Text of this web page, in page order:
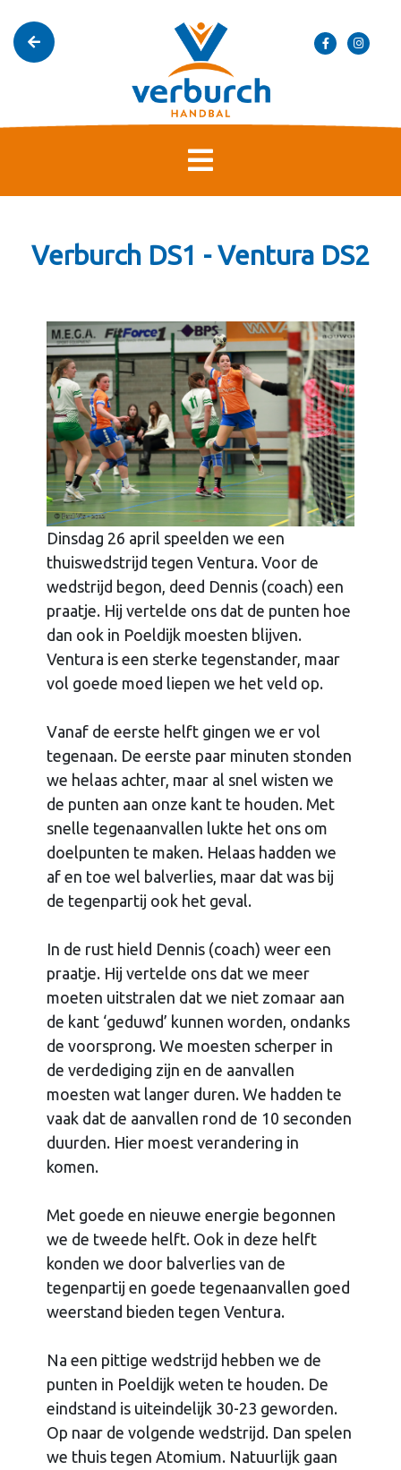
Verburch DS1 - Ventura DS2
Dinsdag 26 april speelden we een
thuiswedstrijd tegen Ventura. Voor de
wedstrijd begon, deed Dennis (coach) een
praatje. Hij vertelde ons dat de punten hoe
dan ook in Poeldijk moesten blijven.
Ventura is een sterke tegenstander, maar
vol goede moed liepen we het veld op.
Vanaf de eerste helft gingen we er vol
tegenaan. De eerste paar minuten stonden
we helaas achter, maar al snel wisten we
de punten aan onze kant te houden. Met
snelle tegenaanvallen lukte het ons om
doelpunten te maken. Helaas hadden we
af en toe wel balverlies, maar dat was bij
de tegenpartij ook het geval.
In de rust hield Dennis (coach) weer een
praatje. Hij vertelde ons dat we meer
moeten uitstralen dat we niet zomaar aan
de kant ‘geduwd’ kunnen worden, ondanks
de voorsprong. We moesten scherper in
de verdediging zijn en de aanvallen
moesten wat langer duren. We hadden te
vaak dat de aanvallen rond de 10 seconden
duurden. Hier moest verandering in
komen.
Met goede en nieuwe energie begonnen
we de tweede helft. Ook in deze helft
konden we door balverlies van de
tegenpartij en goede tegenaanvallen goed
weerstand bieden tegen Ventura.
Na een pittige wedstrijd hebben we de
punten in Poeldijk weten te houden. De
eindstand is uiteindelijk 30-23 geworden.
Op naar de volgende wedstrijd. Dan spelen
we thuis tegen Atomium. Natuurlijk gaan